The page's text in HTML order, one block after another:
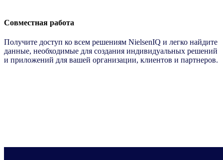
Совместная работа
Получите доступ ко всем решениям NielsenIQ и легко найдите
данные, необходимые для создания индивидуальных решений
и приложений для вашей организации, клиентов и партнеров.